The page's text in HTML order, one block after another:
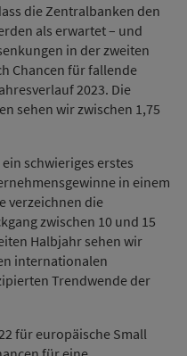
die Zentralbanken den
als erwartet – und
in der zweiten
Chancen für fallende
2023. Die
sehen wir zwischen 1,75
schwieriges erstes
in einem
verzeichnen die
zwischen 10 und 15
Halbjahr sehen wir
internationalen
Trendwende der
für europäische Small